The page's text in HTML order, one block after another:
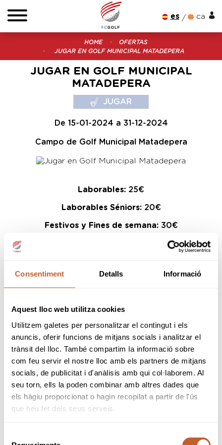
Consentiment Detalls Informació
Aquest lloc web utilitza cookies
Utilitzem galetes per personalitzar el contingut i els
anuncis, oferir funcions de mitjans socials i analitzar el
trànsit del lloc. També compartim la informació sobre
com feu servir el nostre lloc amb els partners de mitjans
socials, de publicitat i d'anàlisis amb qui col·laborem. Al
seu torn, ells la poden combinar amb altres dades que
els hàgiu proporcionat o hagin recopilat a partir de l'ús
que heu fet dels seus serveis.
es ca
HOME
OFERTAS
JUGAR EN GOLF MUNICIPAL MATADEPERA
JUGAR EN GOLF MUNICIPAL
MATADEPERA
JUGAR
De 15-01-2024 a 31-12-2024
Campo de Golf Municipal Matadepera
Laborables: 25€
Laborables Séniors:20€
Festivos y Fines de semana: 30€
El precio es por día, sin máximo de vueltas.
volver a todas las ofertas
¿Quieres estar al día?
Subscríbete a nuestra newsletter
Introduce tu e-mail